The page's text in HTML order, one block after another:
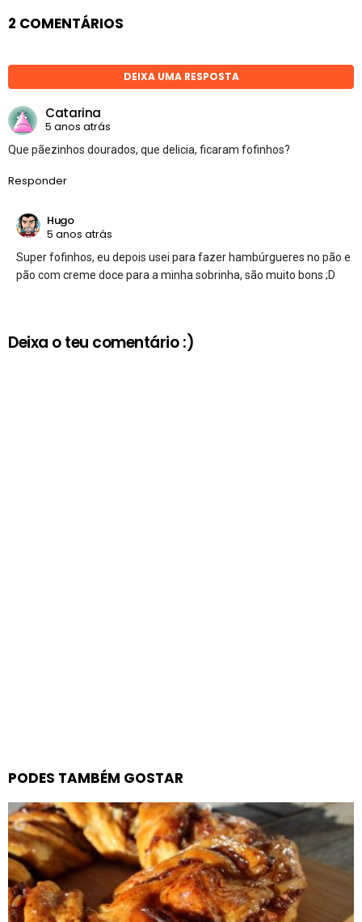
2 COMENTÁRIOS
DEIXA UMA RESPOSTA
Catarina
5 anos atrás
Que pãezinhos dourados, que delicia, ficaram fofinhos?
Responder
Hugo
5 anos atrás
Super fofinhos, eu depois usei para fazer hambúrgueres no pão e
pão com creme doce para a minha sobrinha, são muito bons ;D
Deixa o teu comentário :)
PODES TAMBÉM GOSTAR